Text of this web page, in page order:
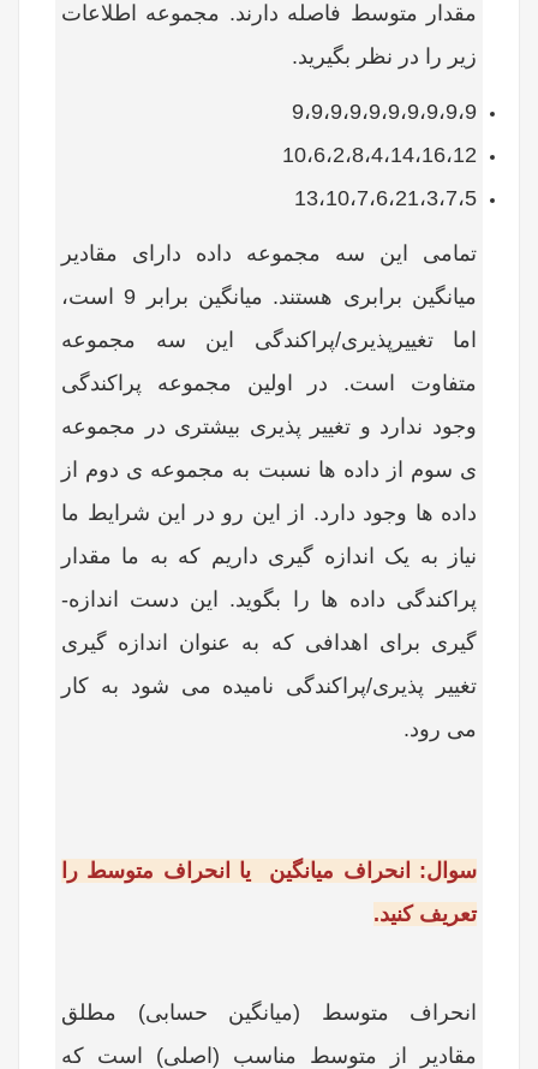
مقدار متوسط فاصله دارند. مجموعه اطلاعات
زیر را در نظر بگیرید.
9،9،9،9،9،9،9،9،9،9
10،6،2،8،4،14،16،12
13،10،7،6،21،3،7،5
تمامی این سه مجموعه داده دارای مقادیر
میانگین برابری هستند. میانگین برابر 9 است،
اما تغییرپذیری/پراکندگی این سه مجموعه
متفاوت است. در اولین مجموعه پراکندگی
وجود ندارد و تغییر پذیری بیشتری در مجموعه
ی سوم از داده ها نسبت به مجموعه ی دوم از
داده ها وجود دارد. از این رو در این شرایط ما
نیاز به یک اندازه گیری داریم که به ما مقدار
پراکندگی داده ها را بگوید. این دست اندازه­
گیری برای اهدافی که به عنوان اندازه گیری
تغییر پذیری/پراکندگی نامیده می شود به کار
می رود.
سوال: انحراف میانگین یا انحراف متوسط را
تعریف کنید.
انحراف متوسط (میانگین حسابی) مطلق
مقادیر از متوسط مناسب (اصلی) است که